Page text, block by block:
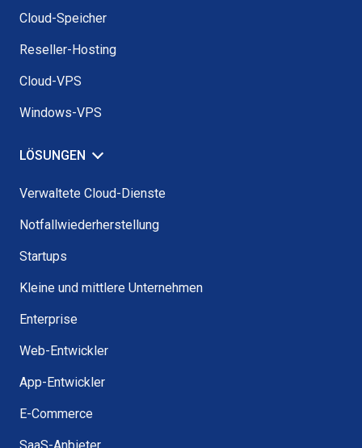
Cloud-Speicher
Reseller-Hosting
Cloud-VPS
Windows-VPS
LÖSUNGEN
Verwaltete Cloud-Dienste
Notfallwiederherstellung
Startups
Kleine und mittlere Unternehmen
Enterprise
Web-Entwickler
App-Entwickler
E-Commerce